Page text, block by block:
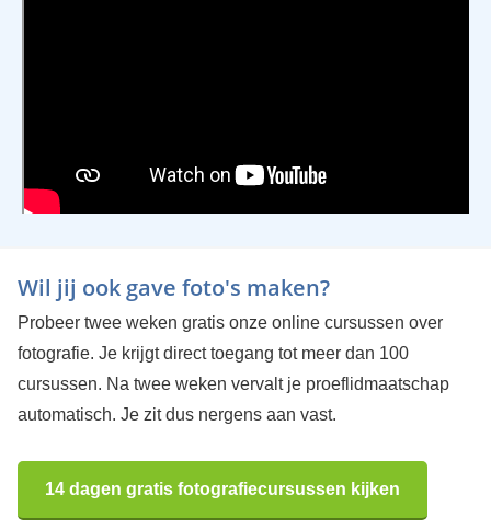
Wil jij ook gave foto's maken?
Probeer twee weken gratis onze online cursussen over
fotografie. Je krijgt direct toegang tot meer dan 100
cursussen. Na twee weken vervalt je proeflidmaatschap
automatisch. Je zit dus nergens aan vast.
14 dagen gratis fotografiecursussen kijken